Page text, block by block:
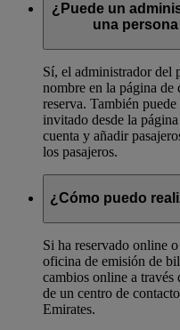
¿Puede un
una
Sí, el administrador del
nombre en la página de
reserva. También
invitado desde la
cuenta y añadir
los pasajeros.
¿Cómo puedo
Si ha reservado online
oficina de emisión de
cambios online a través
de un centro de
Emirates.